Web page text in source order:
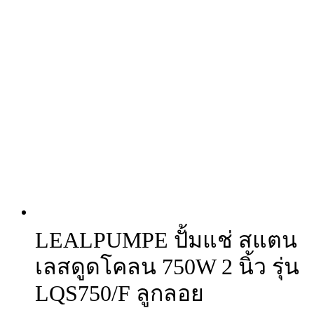
LEALPUMPE ปั้มแช่ สแตน
เลสดูดโคลน 750W 2 นิ้ว รุ่น
LQS750/F ลูกลอย